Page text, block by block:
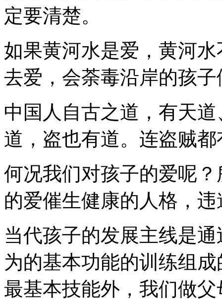
定要清楚。
如果黄河水是爱，黄河
去爱，会荼毒沿岸的孩子
中国人自古之道，有天
道，盗也有道。连盗贼都
何况我们对孩子的爱呢
的爱催生健康的人格，
当代孩子的发展主线是
为的基本功能的训练组
最基本技能外，我们做